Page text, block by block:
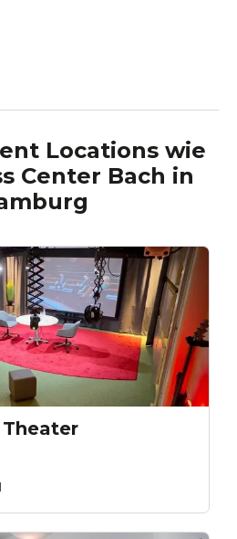
Locations wie
Center Bach in